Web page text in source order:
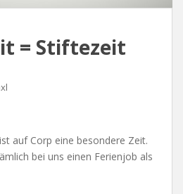
= Stiftezeit
auf Corp eine besondere Zeit.
bei uns einen Ferienjob als